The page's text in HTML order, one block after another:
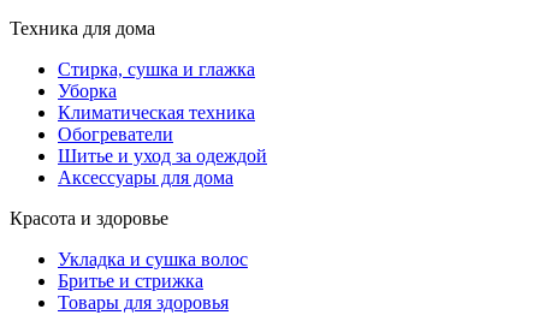
Техника для дома
Стирка, сушка и глажка
Уборка
Климатическая техника
Обогреватели
Шитье и уход за одеждой
Аксессуары для дома
Красота и здоровье
Укладка и сушка волос
Бритье и стрижка
Товары для здоровья